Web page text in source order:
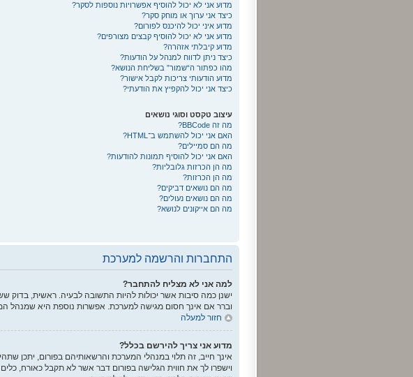
מדוע אני לא יכול להוסיף אפשרויות נוספות לסקר?
כיצד אני ערוך או מוחק סקר?
מדוע איני יכול להיכנס לפורום?
מדוע אני לא יכול להוסיף קבצים מצורפים?
מדוע קיבלתי אזהרה?
כיצד ניתן לדווח למנהל על הודעות?
מהו כפתור ה“שמור” בשליחת הנושא?
מדוע הודעותי צריכות לקבל אישור?
כיצד אני יכול להקפיץ את הודעתי?
עיצוב טקסט וסוגי נושאים
מה זה BBCode?
האם אני יכול להשתמש ב־HTML?
מה הם סמיילים?
האם אני יכול להוסיף תמונות להודעות?
מה הן הכרזות גלובליות?
מה הן הכרזות?
מה הם נושאים דביקים?
מה הם נושאים נעולים?
מה הם אייקונים לנושא?
התחברות והרשמה למערכת
למה אני לא מצליח להתחבר?
ישנן כמה סיבות אשר יכולות להיות התשובה לבעיה. ראשית,
וברר אם אינך חסום מגישה למערכת. אפשרות נוספת היא שמנהל
חזור למעלה
מדוע אני צריך להירשם בכלל?
אינך חייב, זה תלוי במנהלי המערכת והרשאותיהם בפורום, יתכן
וישפרו לך את חווית הגלישה בפורום דבר אשר לא תקבל כאורח,